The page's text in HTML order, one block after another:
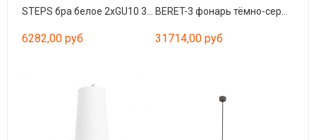
STEPS бра белое 2xGU10 35W
6282,00 руб
BERET-3 фонарь тёмно-серый SMD LED 16W 4000K
31714,00 руб